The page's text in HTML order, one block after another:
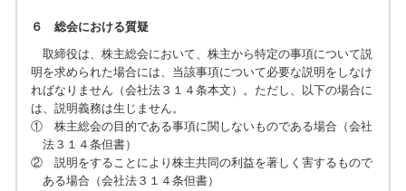
６ 総会における質疑
取締役は、株主総会において、株主から特定の事項について説
明を求められた場合には、当該事項について必要な説明をしなけ
ればなりません（会社法３１４条本文）。ただし、以下の場合に
は、説明義務は生じません。
① 株主総会の目的である事項に関しないものである場合（会社
法３１４条但書）
② 説明をすることにより株主共同の利益を著しく害するもので
ある場合（会社法３１４条但書）